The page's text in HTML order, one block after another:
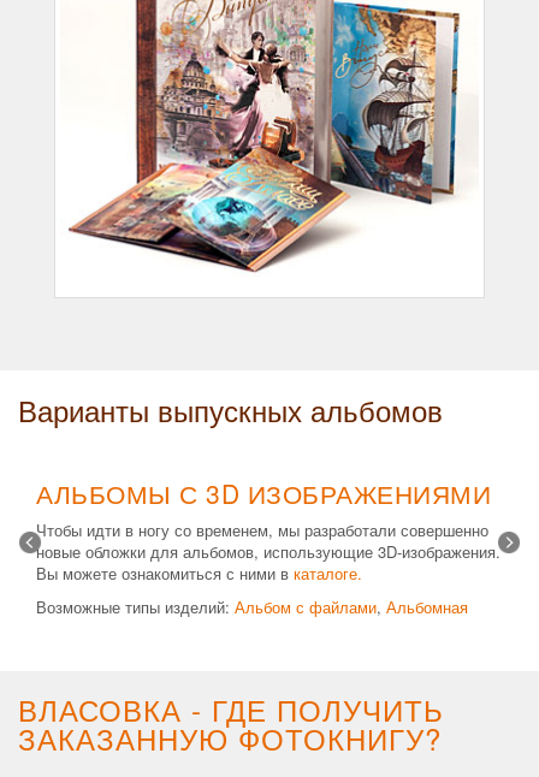
Варианты выпускных альбомов
АЛЬБОМЫ С 3D ИЗОБРАЖЕНИЯМИ
Чтобы идти в ногу со временем, мы разработали совершенно
новые обложки для альбомов, использующие 3D-изображения.
Вы можете ознакомиться с ними в каталоге.
Возможные типы изделий: Альбом с файлами, Альбомная
ВЛАСОВКА - ГДЕ ПОЛУЧИТЬ
ЗАКАЗАННУЮ ФОТОКНИГУ?